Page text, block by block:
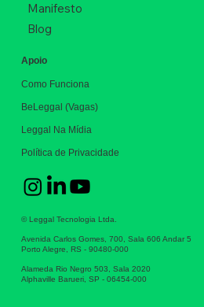
Manifesto
Blog
© Leggal Tecnologia Ltda.
Avenida Carlos Gomes, 700, Sala 606 Andar 5
Porto Alegre, RS - 90480-000
Alameda Rio Negro 503, Sala 2020
Alphaville Barueri, SP - 06454-000
Apoio
Como Funciona
BeLeggal (Vagas)
Leggal Na Mídia
Política de Privacidade